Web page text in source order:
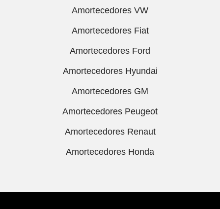
Amortecedores VW
Amortecedores Fiat
Amortecedores Ford
Amortecedores Hyundai
Amortecedores GM
Amortecedores Peugeot
Amortecedores Renaut
Amortecedores Honda